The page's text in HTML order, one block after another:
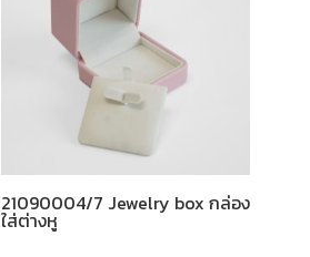
21090004/7 Jewelry box กล่อง
ใส่ต่างหู